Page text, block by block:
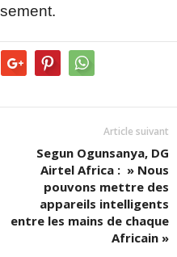
Article suivant
Segun Ogunsanya, DG
Airtel Africa : » Nous
pouvons mettre des
appareils intelligents
entre les mains de chaque
Africain »